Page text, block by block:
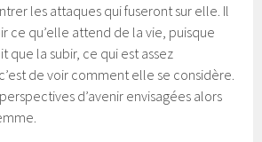
les attaques qui fuseront sur elle. Il
ce qu’elle attend de la vie, puisque
que la subir, ce qui est assez
de voir comment elle se considère.
d’avenir envisagées alors